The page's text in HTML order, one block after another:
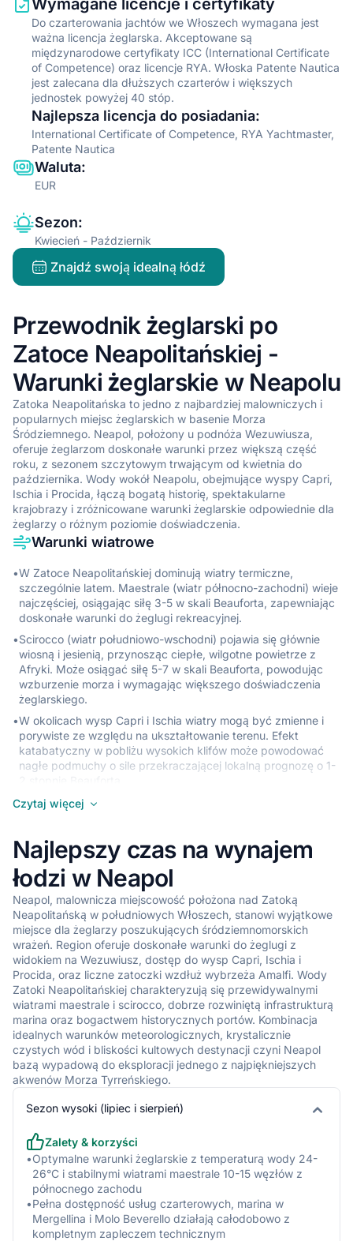
Wymagane licencje i certyfikaty
Do czarterowania jachtów we Włoszech wymagana jest
ważna licencja żeglarska. Akceptowane są
międzynarodowe certyfikaty ICC (International Certificate
of Competence) oraz licencje RYA. Włoska Patente Nautica
jest zalecana dla dłuższych czarterów i większych
jednostek powyżej 40 stóp.
Najlepsza licencja do posiadania:
International Certificate of Competence, RYA Yachtmaster,
Patente Nautica
Waluta:
EUR
Sezon:
Kwiecień - Październik
Znajdź swoją idealną łódź
Przewodnik żeglarski po
Zatoce Neapolitańskiej -
Warunki żeglarskie w Neapolu
Zatoka Neapolitańska to jedno z najbardziej malowniczych i
popularnych miejsc żeglarskich w basenie Morza
Śródziemnego. Neapol, położony u podnóża Wezuwiusza,
oferuje żeglarzom doskonałe warunki przez większą część
roku, z sezonem szczytowym trwającym od kwietnia do
października. Wody wokół Neapolu, obejmujące wyspy Capri,
Ischia i Procida, łączą bogatą historię, spektakularne
krajobrazy i zróżnicowane warunki żeglarskie odpowiednie dla
żeglarzy o różnym poziomie doświadczenia.
Warunki wiatrowe
•W Zatoce Neapolitańskiej dominują wiatry termiczne,
szczególnie latem. Maestrale (wiatr północno-zachodni) wieje
najczęściej, osiągając siłę 3-5 w skali Beauforta, zapewniając
doskonałe warunki do żeglugi rekreacyjnej.
•Scirocco (wiatr południowo-wschodni) pojawia się głównie
wiosną i jesienią, przynosząc ciepłe, wilgotne powietrze z
Afryki. Może osiągać siłę 5-7 w skali Beauforta, powodując
wzburzenie morza i wymagając większego doświadczenia
żeglarskiego.
•W okolicach wysp Capri i Ischia wiatry mogą być zmienne i
porywiste ze względu na ukształtowanie terenu. Efekt
katabatyczny w pobliżu wysokich klifów może powodować
nagłe podmuchy o sile przekraczającej lokalną prognozę o 1-
•Wzdłuż wybrzeża Sorrento i na wodach między Neapolem a
Latem typowy cykl dzienny obejmuje słabe wiatry rano (1-2
Beauforta), nasilające się po południu do 3-4 Beauforta, a
następnie cichną wieczorem, co pozwala na bezpieczne
cumowanie.
Stan morza
•Wewnętrzna część Zatoki Neapolitańskiej, chroniona od
zachodu i północy, charakteryzuje się zazwyczaj spokojnym
morzem z falą do 0,5 m w okresie letnim, co czyni ją idealną
dla rodzin i początkujących.
• Zewnętrzne wody wokół Capri, szczególnie po stronie
południowej wyspy, mogą być znacznie bardziej wzburzone z
falą osiągającą 1-2 m, a podczas silnego Scirocco nawet 2-3
m.
•
stromą falę podczas silniejszych wiatrów ze względu na efekt
W rejonie Pozzuoli i wzdłuż wybrzeża Campi Flegrei morze
jest zazwyczaj spokojne z falą poniżej 1 m przez większość
sezonu żeglarskiego.
Po przejściu Scirocco morze może pozostać wzburzone
przez 24-48 godzin, z długą falą residualną utrudniającą
żeglugę mniej doświadczonym sterownikom.
Czytaj więcej
Najlepszy czas na wynajem
łodzi w Neapol
Neapol, malownicza miejscowość położona nad Zatoką
Neapolitańską w południowych Włoszech, stanowi wyjątkowe
miejsce dla żeglarzy poszukujących śródziemnomorskich
wrażeń. Region oferuje doskonałe warunki do żeglugi z
widokiem na Wezuwiusz, dostęp do wysp Capri, Ischia i
Procida, oraz liczne zatoczki wzdłuż wybrzeża Amalfi. Wody
Zatoki Neapolitańskiej charakteryzują się przewidywalnymi
wiatrami maestrale i scirocco, dobrze rozwiniętą infrastrukturą
marina oraz bogactwem historycznych portów. Kombinacja
idealnych warunków meteorologicznych, krystalicznie
czystych wód i bliskości kultowych destynacji czyni Neapol
bazą wypadową do eksploracji jednego z najpiękniejszych
akwenów Morza Tyrreńskiego.
Sezon wysoki (lipiec i sierpień)
Zalety & korzyści
•Optymalne warunki żeglarskie z temperaturą wody 24-
26°C i stabilnymi wiatrami maestrale 10-15 węzłów z
północnego zachodu
•Pełna dostępność usług czarterowych, marina w
Mergellina i Molo Beverello działają całodobowo z
kompletnym zapleczem technicznym